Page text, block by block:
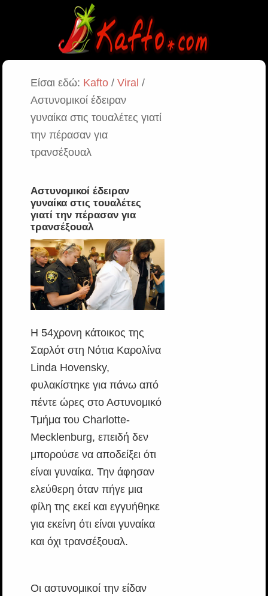
Είσαι εδώ: Kafto/ Viral /
Αστυνομικοί έδειραν
γυναίκα στις τουαλέτες γιατί
την πέρασαν για
τρανσέξουαλ
Αστυνομικοί έδειραν
γυναίκα στις τουαλέτες
γιατί την πέρασαν για
τρανσέξουαλ
Η 54χρονη κάτοικος της
Σαρλότ στη Νότια Καρολίνα
Linda Hovensky,
φυλακίστηκε για πάνω από
πέντε ώρες στο Αστυνομικό
Τμήμα του Charlotte-
Mecklenburg, επειδή δεν
μπορούσε να αποδείξει ότι
είναι γυναίκα. Την άφησαν
ελεύθερη όταν πήγε μια
φίλη της εκεί και εγγυήθηκε
για εκείνη ότι είναι γυναίκα
και όχι τρανσέξουαλ.
Οι αστυνομικοί την είδαν